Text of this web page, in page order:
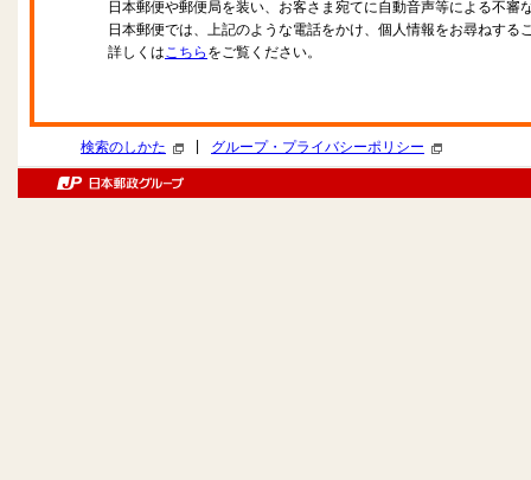
日本郵便や郵便局を装い、お客さま宛てに自動音声等による不審
日本郵便では、上記のような電話をかけ、個人情報をお尋ねする
詳しくはこちら をご覧ください。
検索のしかた グループ・プライバシーポリシー